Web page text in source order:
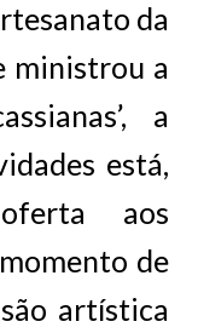
da
ministrou a
a
está,
aos
de
artística